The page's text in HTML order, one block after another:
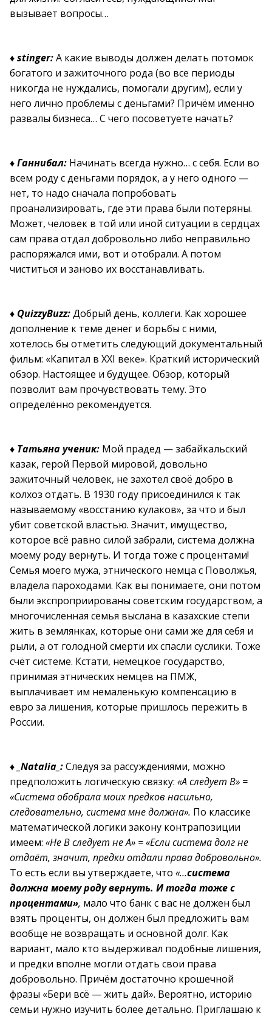
вызывает вопросы…
♦stinger:А какие выводы должен делать потомок
богатого и зажиточного рода (во все периоды
никогда не нуждались, помогали другим), если у
него лично проблемы с деньгами? Причём именно
развалы бизнеса… С чего посоветуете начать?
♦Ганнибал: Начинать всегда нужно… с себя. Если во
всем роду с деньгами порядок, а у него одного —
нет, то надо сначала попробовать
проанализировать, где эти права были потеряны.
Может, человек в той или иной ситуации в сердцах
сам права отдал добровольно либо неправильно
распоряжался ими, вот и отобрали. А потом
чиститься и заново их восстанавливать.
♦ QuizzyBuzz:Добрый день, коллеги. Как хорошее
дополнение к теме денег и борьбы с ними,
хотелось бы отметить следующий документальный
фильм: «Капитал в XXI веке». Краткий исторический
обзор. Настоящее и будущее. Обзор, который
позволит вам прочувствовать тему. Это
определённо рекомендуется.
♦ Татьяна ученик: Мой прадед — забайкальский
казак, герой Первой мировой, довольно
зажиточный человек, не захотел своё добро в
колхоз отдать. В 1930 году присоединился к так
называемому «восстанию кулаков», за что и был
убит советской властью. Значит, имущество,
которое всё равно силой забрали, система должна
моему роду вернуть. И тогда тоже с процентами!
Семья моего мужа, этнического немца с Поволжья,
владела пароходами. Как вы понимаете, они потом
были экспроприированы советским государством, а
многочисленная семья выслана в казахские степи
жить в землянках, которые они сами же для себя и
рыли, а от голодной смерти их спасли суслики. Тоже
счёт системе. Кстати, немецкое государство,
принимая этнических немцев на ПМЖ,
выплачивает им немаленькую компенсацию в
евро за лишения, которые пришлось пережить в
России.
♦ _Natalia_:Следуя за рассуждениями, можно
предположить логическую связку: «А следует В» =
«Система обобрала моих предков насильно,
следовательно, система мне должна». По классике
математической логики закону контрапозиции
имеем: «Не В следует не А» = «Если система долг не
отдаёт, значит, предки отдали права добровольно».
То есть если вы утверждаете, что «…система
должна моему роду вернуть. И тогда тоже с
процентами», мало что банк с вас не должен был
взять проценты, он должен был предложить вам
вообще не возвращать и основной долг. Как
вариант, мало кто выдерживал подобные лишения,
и предки вполне могли отдать свои права
добровольно. Причём достаточно крошечной
фразы «Бери всё — жить дай». Вероятно, историю
семьи нужно изучить более детально. Приглашаю к